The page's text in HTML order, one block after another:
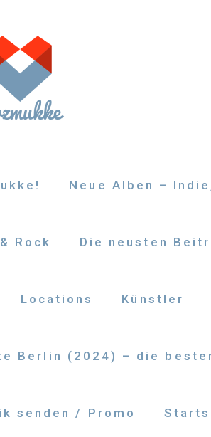
Neue Alben –
Rock Die neusten
Locations Künstler
Berlin (2024) – die
senden / Promo